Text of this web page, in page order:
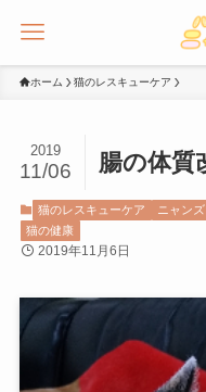
ホーム 猫のレスキューケア
腸の体質
2019
11/06
猫のレスキューケア ニャン
猫の健康
2019年11月6日